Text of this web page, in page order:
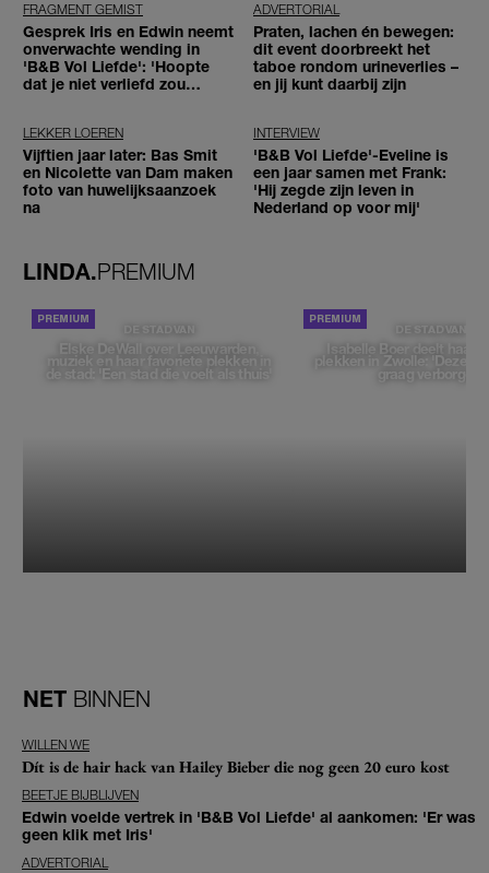
FRAGMENT GEMIST
Gesprek Iris en Edwin neemt
onverwachte wending in
'B&B Vol Liefde': 'Hoopte
dat je niet verliefd zou
ADVERTORIAL
Praten, lachen én bewegen:
dit event doorbreekt het
taboe rondom urineverlies –
en jij kunt daarbij zijn
LEKKER LOEREN
Vijftien jaar later: Bas Smit
en Nicolette van Dam maken
foto van huwelijksaanzoek
na
INTERVIEW
'B&B Vol Liefde'-Eveline is
een jaar samen met Frank:
'Hij zegde zijn leven in
Nederland op voor mij'
LINDA.PREMIUM
DE STAD VAN
Elske DeWall over Leeuwarden,
muziek en haar favoriete plekken in
de stad: 'Een stad die voelt als thuis'
DE STAD VAN
Isabelle Boer deelt haar
plekken in Zwolle: 'Deze
graag verborgen'
NET BINNEN
WILLEN WE
Dít is de hair hack van Hailey Bieber die nog geen 20 euro kost
BEETJE BIJBLIJVEN
Edwin voelde vertrek in 'B&B Vol Liefde' al aankomen: 'Er was
geen klik met Iris'
ADVERTORIAL